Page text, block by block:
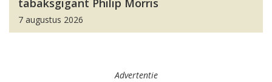
tabaksgigant Philip Morris
7 augustus 2026
Advertentie